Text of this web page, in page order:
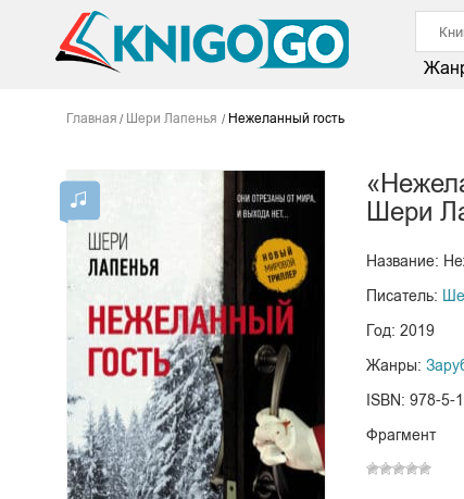
Главная Шери Лапенья Нежеланный гость
Шери
Название:
Писатель:
Год: 2019
Жанры:
ISBN: 978-5-
Фрагмент